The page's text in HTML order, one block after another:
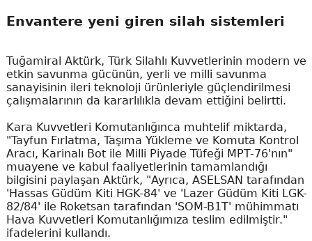
Envantere yeni giren silah sistemleri
Tuğamiral Aktürk, Türk Silahlı Kuvvetlerinin modern ve
etkin savunma gücünün, yerli ve milli savunma
sanayisinin ileri teknoloji ürünleriyle güçlendirilmesi
çalışmalarının da kararlılıkla devam ettiğini belirtti.
Kara Kuvvetleri Komutanlığınca muhtelif miktarda,
"Tayfun Fırlatma, Taşıma Yükleme ve Komuta Kontrol
Aracı, Karinalı Bot ile Milli Piyade Tüfeği MPT-76'nın"
muayene ve kabul faaliyetlerinin tamamlandığı
bilgisini paylaşan Aktürk, "Ayrıca, ASELSAN tarafından
'Hassas Güdüm Kiti HGK-84' ve 'Lazer Güdüm Kiti LGK-
82/84' ile Roketsan tarafından 'SOM-B1T' mühimmatı
Hava Kuvvetleri Komutanlığımıza teslim edilmiştir."
ifadelerini kullandı.